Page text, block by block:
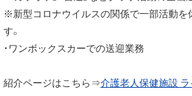
※新型コロナウイルスの関係で一部活動を
す。
・ワンボックスカーでの送迎業務
紹介ページはこちら⇒介護老人保健施設